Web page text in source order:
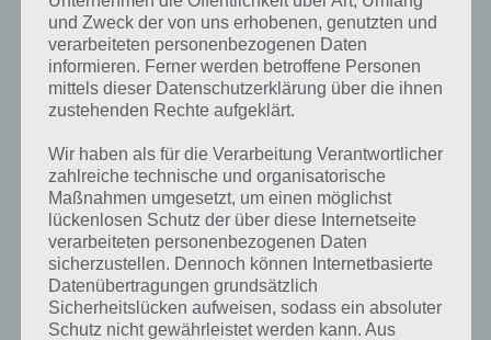
Xylophon
Xylophon ist die Lösung für das tägliche Rätsel am 14.1.2021 in 4
Bilder 1 Wort, doch welche Bedeutung hat dieses eigentlich und was
Zu bestimmten Lösungen präsentieren wir daher auch immer eine
kurze Begriffserklärung!
Zu Xylophon haben wir zunächst keine weiteren Informationen
parat!
und Zweck der von uns erhobenen, genutzten und
verarbeiteten personenbezogenen Daten
informieren. Ferner werden betroffene Personen
mittels dieser Datenschutzerklärung über die ihnen
zustehenden Rechte aufgeklärt.
Wir haben als für die Verarbeitung Verantwortlicher
zahlreiche technische und organisatorische
Maßnahmen umgesetzt, um einen möglichst
lückenlosen Schutz der über diese Internetseite
verarbeiteten personenbezogenen Daten
sicherzustellen. Dennoch können Internetbasierte
Datenübertragungen grundsätzlich
Sicherheitslücken aufweisen, sodass ein absoluter
Schutz nicht gewährleistet werden kann. Aus